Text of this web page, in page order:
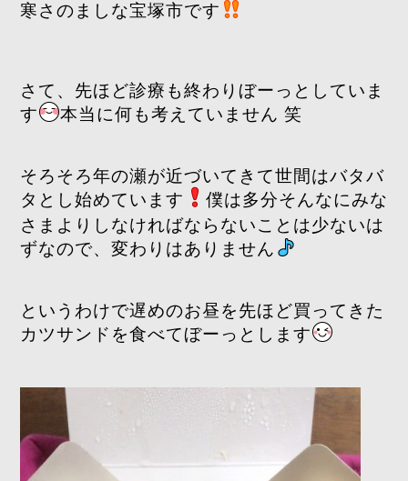
寒さのましな宝塚市です
さて、先ほど診療も終わりぼーっとしていま
す
本当に何も考えていません 笑
そろそろ年の瀬が近づいてきて世間はバタバ
タとし始めています
僕は多分そんなにみな
さまよりしなければならないことは少ないは
ずなので、変わりはありません
というわけで遅めのお昼を先ほど買ってきた
カツサンドを食べてぼーっとします